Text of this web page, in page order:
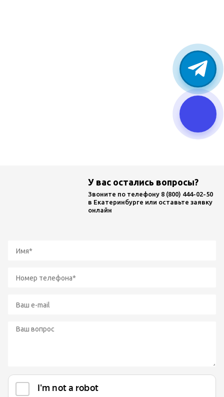
У вас остались вопросы?
Звоните по телефону 8 (800) 444-02-50
в Екатеринбурге или оставьте заявку
онлайн